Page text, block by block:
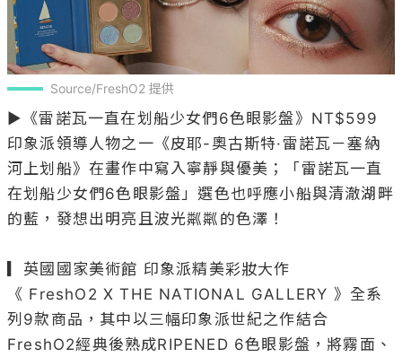
Source/FreshO2 提供
▶《雷諾瓦一直在划船少女們6色眼影盤》NT$599
印象派領導人物之一《皮耶-奧古斯特·雷諾瓦－塞納
河上划船》在畫作中寫入寧靜與優美；「雷諾瓦一直
在划船少女們6色眼影盤」選色也呼應小船與清澈湖畔
的藍，發想出明亮且波光粼粼的色澤！
▎英國國家美術館 印象派精美彩妝大作
《 FreshO2 X THE NATIONAL GALLERY 》全系
列9款商品，其中以三幅印象派世紀之作結合
FreshO2經典後熟成RIPENED 6色眼影盤，將霧面、